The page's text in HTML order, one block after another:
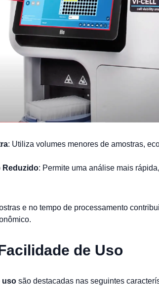
: Utiliza volumes menores de amostras,
Reduzido: Permite uma análise mais
e no tempo de processamento
de Uso
uso são destacadas nas seguintes